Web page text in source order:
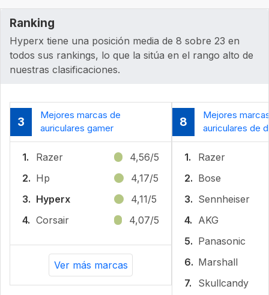
Ranking
Hyperx tiene una posición media de 8 sobre 23 en
todos sus rankings, lo que la sitúa en el rango alto de
nuestras clasificaciones.
3
Mejores marcas de
auriculares gamer
1. Razer
4,56/5
2. Hp
4,17/5
3. Hyperx
4,11/5
4. Corsair 4,07/5
Ver más marcas
8
Mejores
auriculares de
1.
Razer
2. Bose
3. Sennheiser
4. AKG
5. Panasonic
6. Marshall
7.
Skullcandy